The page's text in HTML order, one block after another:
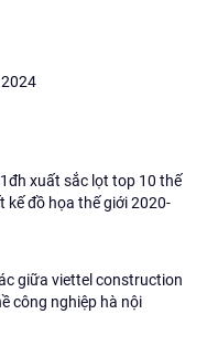
2024
xuất sắc lọt top 10 thế
kế đồ họa thế giới 2020-
giữa viettel construction
công nghiệp hà nội